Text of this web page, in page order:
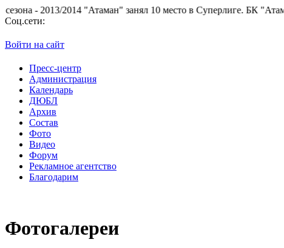
- 2013/2014 "Атаман" занял 10 место в Суперлиге.БК "Атаман"
Соц.сети:
Войти на сайт
Пресс-центр
Администрация
Календарь
ДЮБЛ
Архив
Состав
Фото
Видео
Форум
Рекламное агентство
Благодарим
Фотогалереи